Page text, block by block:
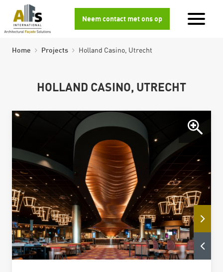
Neem contact met ons op
Home Projects Holland Casino, Utrecht
HOLLAND CASINO, UTRECHT